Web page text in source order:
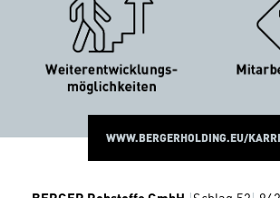
WWW.BERGERHOLDING.EU/